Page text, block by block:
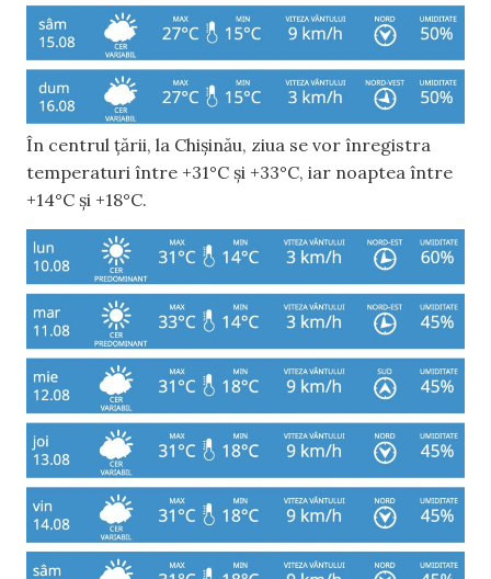
În centrul țării, la Chișinău, ziua se vor înregistra
temperaturi între +31°C și +33°C, iar noaptea între
+14°C și +18°C.